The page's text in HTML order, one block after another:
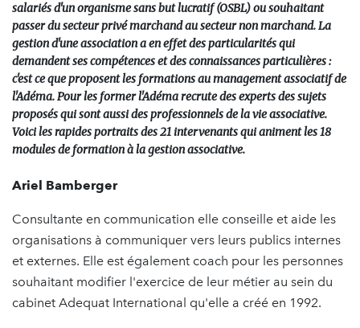
salariés d'un organisme sans but lucratif (OSBL) ou souhaitant
passer du secteur privé marchand au secteur non marchand. La
gestion d'une association a en effet des particularités qui
demandent ses compétences et des connaissances particulières :
c'est ce que proposent les formations au management associatif de
l'Adéma. Pour les former l'Adéma recrute des experts des sujets
proposés qui sont aussi des professionnels de la vie associative.
Voici les rapides portraits des 21 intervenants qui animent les 18
modules de formation à la gestion associative.
Ariel Bamberger
Consultante en communication elle conseille et aide les
organisations à communiquer vers leurs publics internes
et externes. Elle est également coach pour les personnes
souhaitant modifier l'exercice de leur métier au sein du
cabinet Adequat International qu'elle a créé en 1992.